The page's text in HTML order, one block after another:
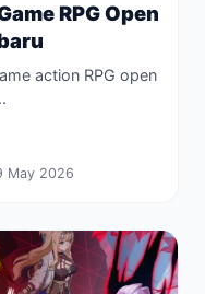
RPG Open
action RPG open
May 2026